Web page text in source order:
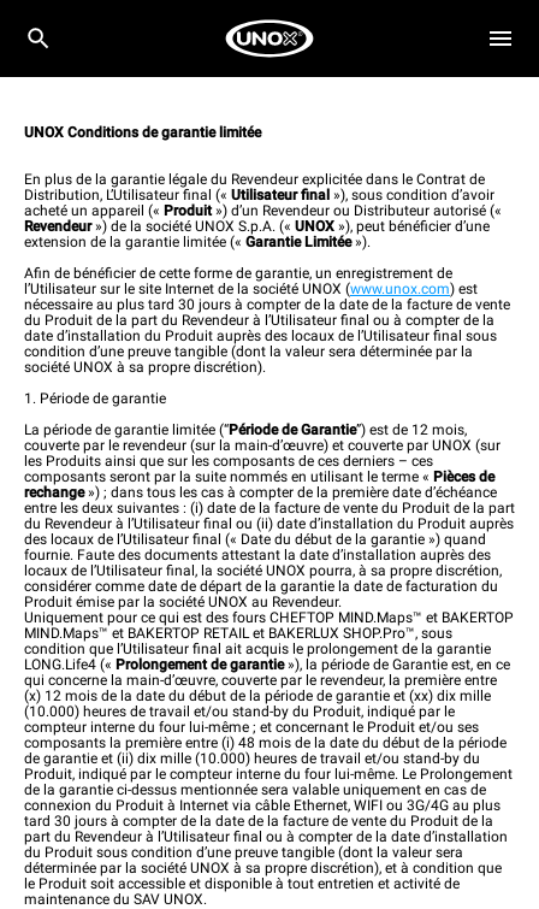
UNOX Conditions de garantie limitée
En plus de la garantie légale du Revendeur explicitée dans le Contrat de
Distribution, L’Utilisateur final (« Utilisateur final »), sous condition d’avoir
acheté un appareil (« Produit») d’un Revendeur ou Distributeur autorisé («
Revendeur») de la société UNOX S.p.A. (« UNOX »), peut bénéficier d’une
extension de la garantie limitée (« Garantie Limitée»).
Afin de bénéficier de cette forme de garantie, un enregistrement de
l’Utilisateur sur le site Internet de la société UNOX (www.unox.com) est
nécessaire au plus tard 30 jours à compter de la date de la facture de vente
du Produit de la part du Revendeur à l’Utilisateur final ou à compter de la
date d’installation du Produit auprès des locaux de l’Utilisateur final sous
condition d’une preuve tangible (dont la valeur sera déterminée par la
société UNOX à sa propre discrétion).
1. Période de garantie
La période de garantie limitée (“Période de Garantie”) est de 12 mois,
couverte par le revendeur (sur la main-d’œuvre) et couverte par UNOX (sur
les Produits ainsi que sur les composants de ces derniers – ces
composants seront par la suite nommés en utilisant le terme « Pièces de
rechange») ; dans tous les cas à compter de la première date d’échéance
entre les deux suivantes : (i) date de la facture de vente du Produit de la part
du Revendeur à l’Utilisateur final ou (ii) date d’installation du Produit auprès
des locaux de l’Utilisateur final (« Date du début de la garantie ») quand
fournie. Faute des documents attestant la date d’installation auprès des
locaux de l’Utilisateur final, la société UNOX pourra, à sa propre discrétion,
considérer comme date de départ de la garantie la date de facturation du
Produit émise par la société UNOX au Revendeur.
Uniquement pour ce qui est des fours CHEFTOP MIND.Maps™ et BAKERTOP
MIND.Maps™ et BAKERTOP RETAIL et BAKERLUX SHOP.Pro™, sous
condition que l’Utilisateur final ait acquis le prolongement de la garantie
LONG.Life4 (« Prolongement de garantie»), la période de Garantie est, en ce
qui concerne la main-d’œuvre, couverte par le revendeur, la première entre
(x) 12 mois de la date du début de la période de garantie et (xx) dix mille
(10.000) heures de travail et/ou stand-by du Produit, indiqué par le
compteur interne du four lui-même ; et concernant le Produit et/ou ses
composants la première entre (i) 48 mois de la date du début de la période
de garantie et (ii) dix mille (10.000) heures de travail et/ou stand-by du
Produit, indiqué par le compteur interne du four lui-même. Le Prolongement
de la garantie ci-dessus mentionnée sera valable uniquement en cas de
connexion du Produit à Internet via câble Ethernet, WIFI ou 3G/4G au plus
tard 30 jours à compter de la date de la facture de vente du Produit de la
part du Revendeur à l’Utilisateur final ou à compter de la date d’installation
du Produit sous condition d’une preuve tangible (dont la valeur sera
déterminée par la société UNOX à sa propre discrétion), et à condition que
le Produit soit accessible et disponible à tout entretien et activité de
maintenance du SAV UNOX.